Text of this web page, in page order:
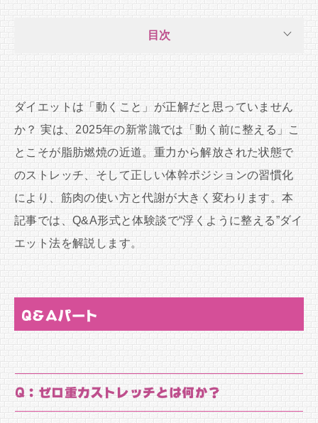
目次
ダイエットは「動くこと」が正解だと思っていません
か？ 実は、2025年の新常識では「動く前に整える」こ
とこそが脂肪燃焼の近道。重力から解放された状態で
のストレッチ、そして正しい体幹ポジションの習慣化
により、筋肉の使い方と代謝が大きく変わります。本
記事では、Q&A形式と体験談で“浮くように整える”ダイ
エット法を解説します。
Q&Aパート
Q：ゼロ重力ストレッチとは何か？